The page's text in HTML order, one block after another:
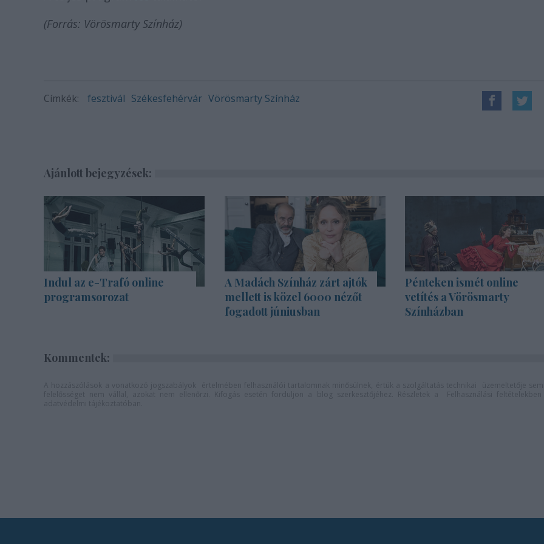
(Forrás: Vörösmarty Színház)
Címkék: fesztivál Székesfehérvár Vörösmarty Színház
Ajánlott bejegyzések:
Indul az e-Trafó online
programsorozat
A Madách Színház zárt ajtók
mellett is közel 6000 nézőt
fogadott júniusban
Pénteken ismét online
vetítés a Vörösmarty
Színházban
Kommentek: